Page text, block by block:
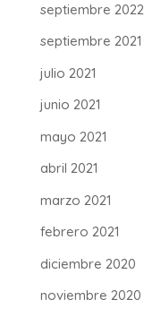
septiembre 2022
septiembre 2021
julio 2021
junio 2021
mayo 2021
abril 2021
marzo 2021
febrero 2021
diciembre 2020
noviembre 2020